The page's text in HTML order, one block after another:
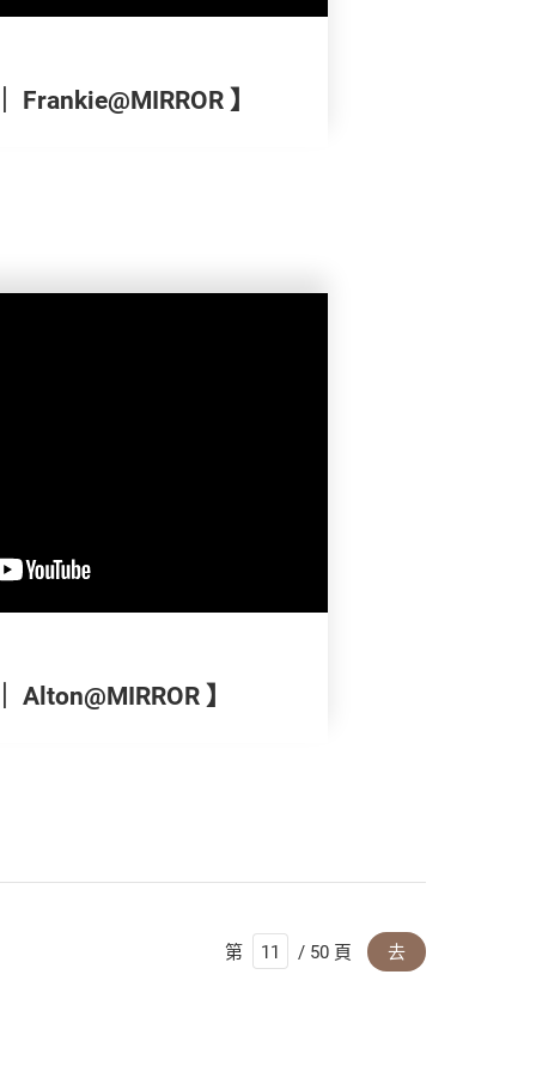
Frankie@MIRROR 】
Alton@MIRROR 】
第 / 50 頁 去